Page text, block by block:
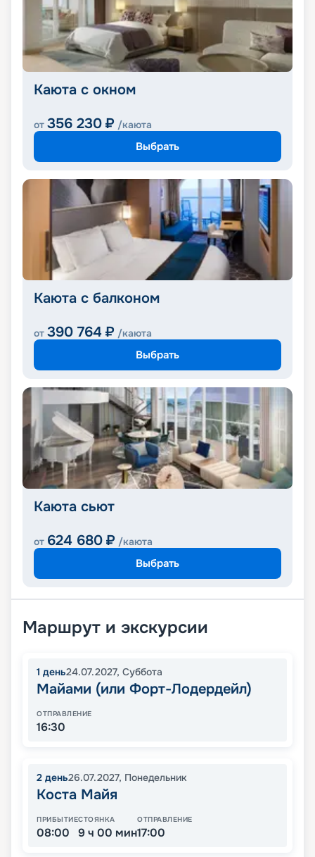
Каюта с окном
от 356 230 ₽ /каюта
Выбрать
Каюта с балконом
от 390 764 ₽ /каюта
Выбрать
Каюта сьют
от 624 680 ₽ /каюта
Выбрать
Маршрут и экскурсии
1 день24.07.2027, Суббота
Майами (или Форт-Лодердейл)
ОТПРАВЛЕНИЕ
16:30
2 день26.07.2027, Понедельник
Коста Майя
ПРИБЫТИЕ
08:00
СТОЯНКА
9 ч 00 мин
ОТПРАВЛЕНИЕ
17:00